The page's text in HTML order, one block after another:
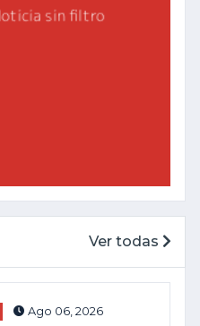
Ver todas
Ago 06, 2026